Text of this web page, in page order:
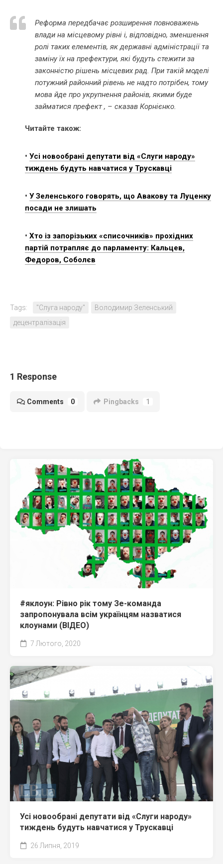
Реформа передбачає розширення повноважень
влади на місцевому рівні і, відповідно, зменшення
ролі таких елементів, як державні адміністрації та
заміну їх на префектури, які будуть стежити за
законністю рішень місцевих рад. При такій моделі
потужний районний рівень не надто потрібен, тому
мова йде про укрупнення районів, якими буде
займатися префект , – сказав Корнієнко.
Читайте також:
• Усі новообрані депутати від «Слуги народу»
тиждень будуть навчатися у Трускавці
• У Зеленського говорять, що Авакову та Луценку
посади не злишать
• Хто із запорізьких «списочників» прохідних
партій потрапляє до парламенту: Кальцев,
Федоров, Соболєв
Tags: "Слуга народу"
Володимир Зеленський
децентралізація
1 Response
Comments 0 Pingbacks 1
#яклоун: Рівно рік тому Зе-команда
запропонувала всім українцям назватися
клоунами (ВІДЕО)
7 Лютого, 2020
Усі новообрані депутати від «Слуги народу»
тиждень будуть навчатися у Трускавці
26 Липня, 2019